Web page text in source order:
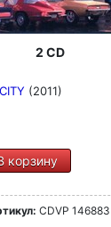
2 CD
(2011)
корзину
CDVP 146883